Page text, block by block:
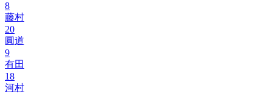
8
藤村
20
圓道
9
有田
18
河村